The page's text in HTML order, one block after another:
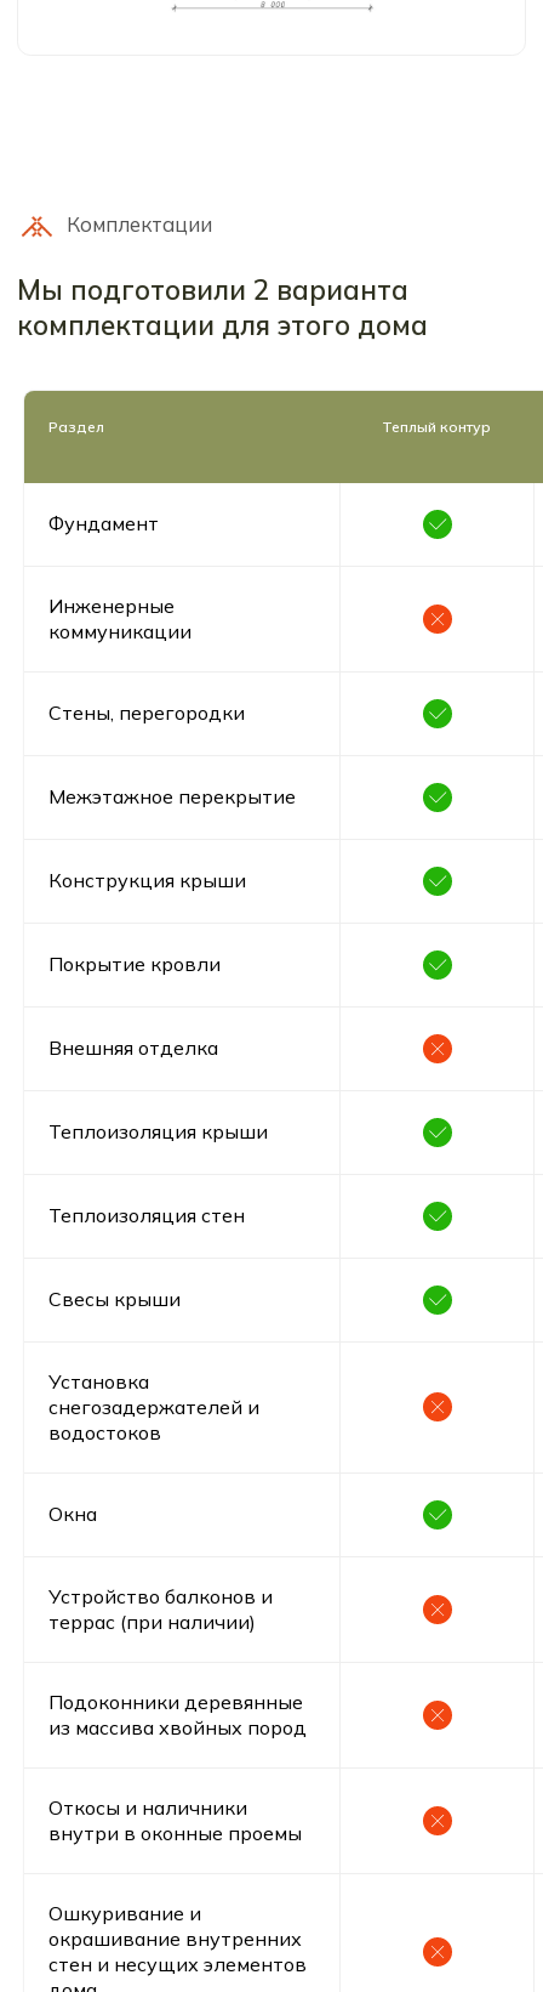
Раздел Теплый контур
Фундамент
Инженерные
коммуникации
Стены, перегородки
Межэтажное перекрытие
Конструкция крыши
Покрытие кровли
Внешняя отделка
Теплоизоляция крыши
Теплоизоляция стен
Свесы крыши
Установка
снегозадержателей и
водостоков
Окна
Устройство балконов и
террас (при наличии)
Подоконники деревянные
из массива хвойных пород
Откосы и наличники
внутри в оконные проемы
Ошкуривание и
окрашивание внутренних
стен и несущих элементов
30 лет
Срок
Выгодное предложение проект Норд
“Под ключ”
38 258 руб
Ежемесячный платеж